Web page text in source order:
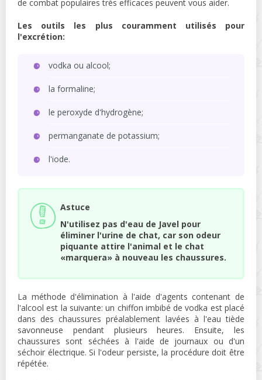
de combat populaires très efficaces peuvent vous aider.
Les outils les plus couramment utilisés pour
l'excrétion:
vodka ou alcool;
la formaline;
le peroxyde d'hydrogène;
permanganate de potassium;
l'iode.
Astuce
N'utilisez pas d'eau de Javel pour
éliminer l'urine de chat, car son odeur
piquante attire l'animal et le chat
«marquera» à nouveau les chaussures.
La méthode d'élimination à l'aide d'agents contenant de
l'alcool est la suivante: un chiffon imbibé de vodka est placé
dans des chaussures préalablement lavées à l'eau tiède
savonneuse pendant plusieurs heures. Ensuite, les
chaussures sont séchées à l'aide de journaux ou d'un
séchoir électrique. Si l'odeur persiste, la procédure doit être
répétée.